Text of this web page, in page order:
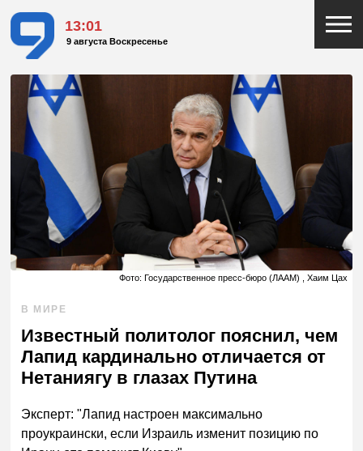
13:01
9 августа Воскресенье
Фото: Государственное пресс-бюро (ЛААМ) , Хаим Цах
В МИРЕ
Известный политолог пояснил, чем
Лапид кардинально отличается от
Нетаниягу в глазах Путина
Эксперт: "Лапид настроен максимально
проукраински, если Израиль изменит позицию по